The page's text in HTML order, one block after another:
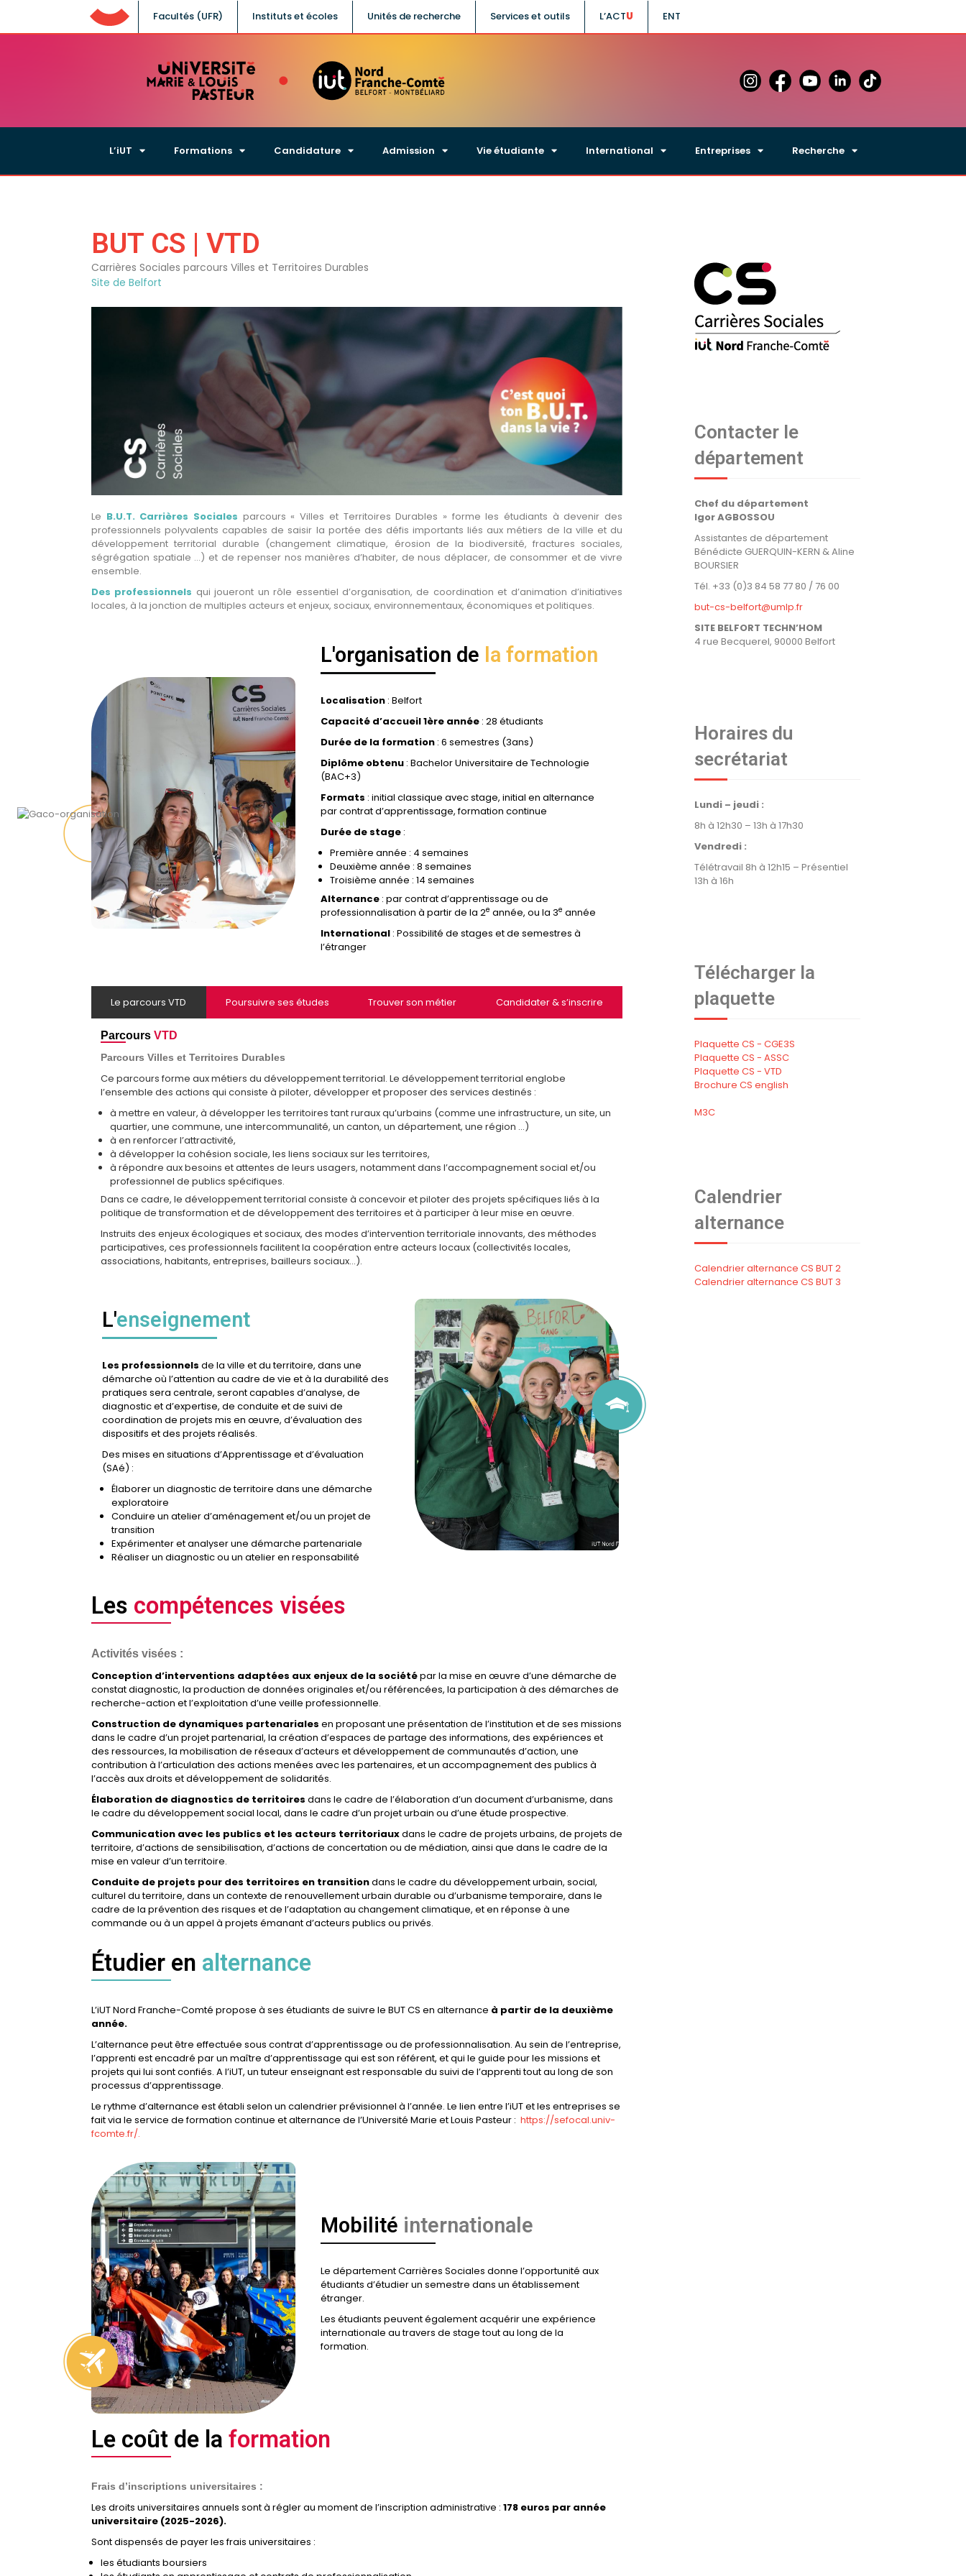
UFC
Facultés (UFR) Instituts et écoles Unités de recherche Services et outils L’ACT ENT
L’iUT Formations Candidature Admission Vie étudiante International Entreprises Recherche
BUT CS | VTD
Carrières Sociales parcours Villes et Territoires Durables
Site de Belfort
Le B.U.T. Carrières Sociales parcours « Villes et Territoires Durables » forme les étudiants à devenir des
professionnels polyvalents capables de saisir la portée des défis importants liés aux métiers de la ville et du
développement territorial durable (changement climatique, érosion de la biodiversité, fractures sociales,
ségrégation spatiale …) et de repenser nos manières d’habiter, de nous déplacer, de consommer et de vivre
ensemble.
Des professionnels qui joueront un rôle essentiel d’organisation, de coordination et d’animation d’initiatives
locales, à la jonction de multiples acteurs et enjeux, sociaux, environnementaux, économiques et politiques.
L'organisation de la formation
Localisation: Belfort
Capacité d’accueil 1ère année: 28 étudiants
Durée de la formation : 6 semestres (3ans)
Diplôme obtenu: Bachelor Universitaire de Technologie
(BAC+3)
Formats : initial classique avec stage, initial en alternance
par contrat d’apprentissage, formation continue
Durée de stage :
Première année : 4 semaines
Deuxième année : 8 semaines
Troisième année : 14 semaines
Alternance : par contrat d’apprentissage ou de
professionnalisation à partir de la 2e année, ou la 3e année
International : Possibilité de stages et de semestres à
l’étranger
Le parcours VTD Poursuivre ses études Trouver son métier Candidater & s’inscrire
Parcours VTD
Parcours Villes et Territoires Durables
Ce parcours forme aux métiers du développement territorial. Le développement territorial englobe
l’ensemble des actions qui consiste à piloter, développer et proposer des services destinés :
à mettre en valeur, à développer les territoires tant ruraux qu’urbains (comme une infrastructure, un site, un
quartier, une commune, une intercommunalité, un canton, un département, une région …)
à en renforcer l’attractivité,
à développer la cohésion sociale, les liens sociaux sur les territoires,
à répondre aux besoins et attentes de leurs usagers, notamment dans l’accompagnement social et/ou
professionnel de publics spécifiques.
Dans ce cadre, le développement territorial consiste à concevoir et piloter des projets spécifiques liés à la
politique de transformation et de développement des territoires et à participer à leur mise en œuvre.
Instruits des enjeux écologiques et sociaux, des modes d’intervention territoriale innovants, des méthodes
participatives, ces professionnels facilitent la coopération entre acteurs locaux (collectivités locales,
associations, habitants, entreprises, bailleurs sociaux…).
L'enseignement
Les professionnels de la ville et du territoire, dans une
démarche où l’attention au cadre de vie et à la durabilité des
pratiques sera centrale, seront capables d’analyse, de
diagnostic et d’expertise, de conduite et de suivi de
coordination de projets mis en œuvre, d’évaluation des
dispositifs et des projets réalisés.
Des mises en situations d’Apprentissage et d’évaluation
(SAé) :
Élaborer un diagnostic de territoire dans une démarche
exploratoire
Conduire un atelier d’aménagement et/ou un projet de
transition
Expérimenter et analyser une démarche partenariale
Réaliser un diagnostic ou un atelier en responsabilité
Les compétences visées
Activités visées :
Conception d’interventions adaptées aux enjeux de la sociétépar la mise en œuvre d’une démarche de
constat diagnostic, la production de données originales et/ou référencées, la participation à des démarches de
recherche-action et l’exploitation d’une veille professionnelle.
Construction de dynamiques partenariales en proposant une présentation de l’institution et de ses missions
dans le cadre d’un projet partenarial, la création d’espaces de partage des informations, des expériences et
des ressources, la mobilisation de réseaux d’acteurs et développement de communautés d’action, une
contribution à l’articulation des actions menées avec les partenaires, et un accompagnement des publics à
l’accès aux droits et développement de solidarités.
Élaboration de diagnostics de territoires dans le cadre de l’élaboration d’un document d’urbanisme, dans
le cadre du développement social local, dans le cadre d’un projet urbain ou d’une étude prospective.
Communication avec les publics et les acteurs territoriauxdans le cadre de projets urbains, de projets de
territoire, d’actions de sensibilisation, d’actions de concertation ou de médiation, ainsi que dans le cadre de la
mise en valeur d’un territoire.
Conduite de projets pour des territoires en transitiondans le cadre du développement urbain, social,
culturel du territoire, dans un contexte de renouvellement urbain durable ou d’urbanisme temporaire, dans le
cadre de la prévention des risques et de l’adaptation au changement climatique, et en réponse à une
commande ou à un appel à projets émanant d’acteurs publics ou privés.
Étudier en alternance
L’iUT Nord Franche-Comté propose à ses étudiants de suivre le BUT CS en alternance à partir de la deuxième
année.
L’alternance peut être effectuée sous contrat d’apprentissage ou de professionnalisation. Au sein de l’entreprise,
l’apprenti est encadré par un maître d’apprentissage qui est son référent, et qui le guide pour les missions et
projets qui lui sont confiés. A l’iUT, un tuteur enseignant est responsable du suivi de l’apprenti tout au long de son
processus d’apprentissage.
Le rythme d’alternance est établi selon un calendrier prévisionnel à l’année. Le lien entre l’iUT et les entreprises se
fait via le service de formation continue et alternance de l’Université Marie et Louis Pasteur : https://sefocal.univ-
fcomte.fr/.
Mobilité internationale
Le département Carrières Sociales donne l’opportunité aux
étudiants d’étudier un semestre dans un établissement
étranger.
Les étudiants peuvent également acquérir une expérience
internationale au travers de stage tout au long de la
formation.
Le coût de la formation
Frais d’inscriptions universitaires :
Les droits universitaires annuels sont à régler au moment de l’inscription administrative : 178 euros par année
universitaire (2025-2026).
Sont dispensés de payer les frais universitaires :
les étudiants boursiers
Contacter le
département
Chef du département
Igor AGBOSSOU
Assistantes de département
Bénédicte GUERQUIN-KERN & Aline
BOURSIER
Tél. +33 (0)3 84 58 77 80 / 76 00
but-cs-belfort@umlp.fr
SITE BELFORT TECHN’HOM
4 rue Becquerel, 90000 Belfort
Horaires du
secrétariat
Lundi – jeudi :
8h à 12h30 – 13h à 17h30
Vendredi :
Télétravail 8h à 12h15 – Présentiel
13h à 16h
Télécharger la
plaquette
Plaquette CS - CGE3S
Plaquette CS - ASSC
Plaquette CS - VTD
Brochure CS english
M3C
Calendrier
alternance
Calendrier alternance CS BUT 2
Calendrier alternance CS BUT 3